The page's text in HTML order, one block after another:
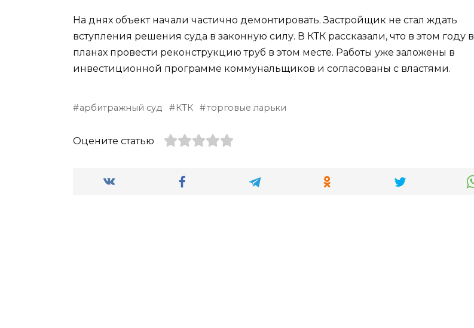
На днях объект начали частично демонтировать. Застройщик не стал ждать
вступления решения суда в законную силу. В КТК рассказали, что в этом году в
планах провести реконструкцию труб в этом месте. Работы уже заложены в
инвестиционной программе коммунальщиков и согласованы с властями.
арбитражный суд КТК торговые ларьки
Оцените статью